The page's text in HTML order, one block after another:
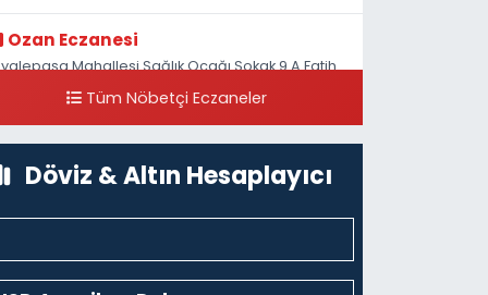
Ozan Eczanesi
Mahallesi Sağlık Ocağı Sokak 9 A Fatih
Tüm Nöbetçi Eczaneler
Döviz & Altın Hesaplayıcı